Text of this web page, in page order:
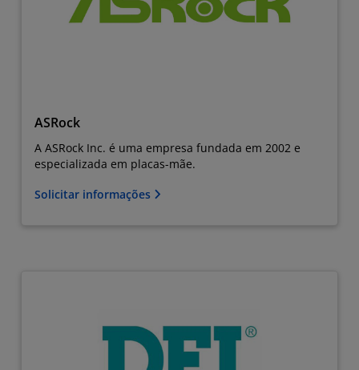
ASRock
A ASRock Inc. é uma empresa fundada em 2002 e
especializada em placas-mãe.
Solicitar informações